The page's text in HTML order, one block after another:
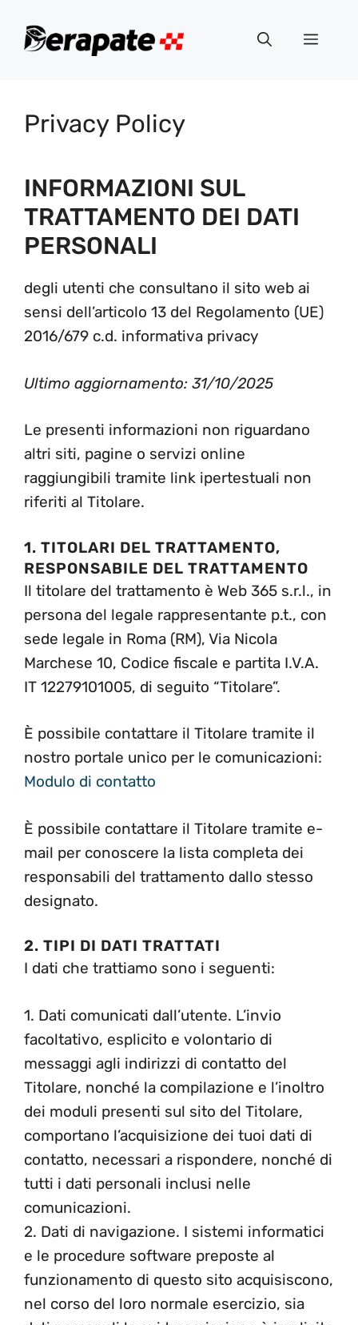
Menu
Privacy Policy
INFORMAZIONI SUL
TRATTAMENTO DEI DATI
PERSONALI
degli utenti che consultano il sito web ai
sensi dell’articolo 13 del Regolamento (UE)
2016/679 c.d. informativa privacy
Ultimo aggiornamento: 31/10/2025
Le presenti informazioni non riguardano
altri siti, pagine o servizi online
raggiungibili tramite link ipertestuali non
riferiti al Titolare.
1. TITOLARI DEL TRATTAMENTO,
RESPONSABILE DEL TRATTAMENTO
Il titolare del trattamento è Web 365 s.r.l., in
persona del legale rappresentante p.t., con
sede legale in Roma (RM), Via Nicola
Marchese 10, Codice fiscale e partita I.V.A.
IT 12279101005, di seguito “Titolare”.
È possibile contattare il Titolare tramite il
nostro portale unico per le comunicazioni:
Modulo di contatto
È possibile contattare il Titolare tramite e-
mail per conoscere la lista completa dei
responsabili del trattamento dallo stesso
designato.
2. TIPI DI DATI TRATTATI
I dati che trattiamo sono i seguenti:
1. Dati comunicati dall’utente. L’invio
facoltativo, esplicito e volontario di
messaggi agli indirizzi di contatto del
Titolare, nonché la compilazione e l’inoltro
dei moduli presenti sul sito del Titolare,
comportano l’acquisizione dei tuoi dati di
contatto, necessari a rispondere, nonché di
tutti i dati personali inclusi nelle
comunicazioni.
2. Dati di navigazione. I sistemi informatici
e le procedure software preposte al
funzionamento di questo sito acquisiscono,
nel corso del loro normale esercizio, sia